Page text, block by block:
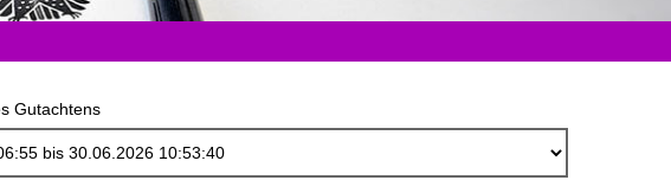
Gutachtens